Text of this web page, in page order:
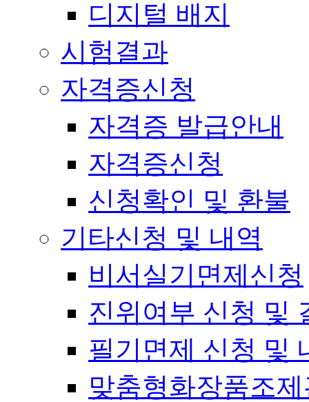
디지털 배지
시험결과
자격증신청
자격증 발급안내
자격증신청
신청확인 및 환불
기타신청 및 내역
비서실기면제신청
진위여부 신청 및
필기면제 신청 및
맞춤형화장품조